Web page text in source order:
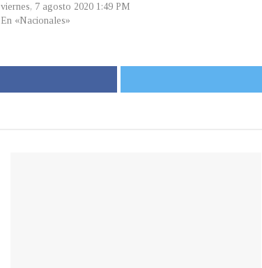
viernes, 7 agosto 2020 1:49 PM
En «Nacionales»